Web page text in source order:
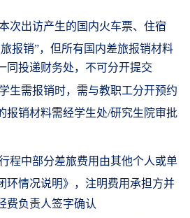
次出访产生的国内火车票、住宿
报销”，但所有国内差旅报销材料
同投递财务处，不可分开提交
生需报销时，需与教职工分开预约
报销材料需经学生处/研究生院审批
程中部分差旅费用由其他个人或单
环情况说明》 ，注明费用承担方并
费负责人签字确认